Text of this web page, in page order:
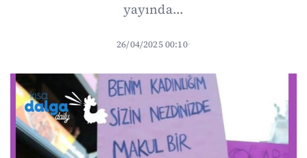
yayında...
26/04/2025 00:10·